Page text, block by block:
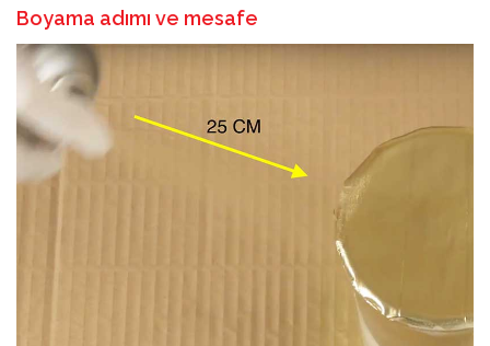
Boyama adımı ve mesafe